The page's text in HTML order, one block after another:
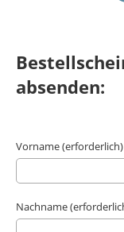
absenden:
Vorname (erforderlich)
Nachname